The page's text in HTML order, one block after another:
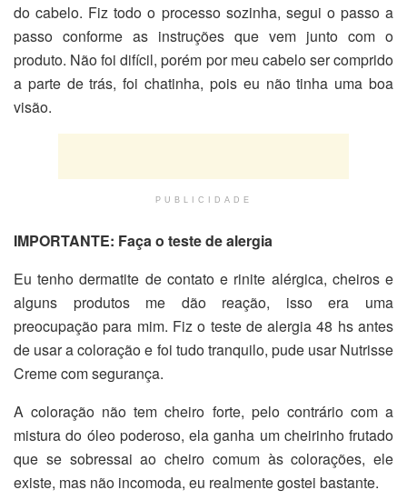
do cabelo. Fiz todo o processo sozinha, segui o passo a
passo conforme as instruções que vem junto com o
produto. Não foi difícil, porém por meu cabelo ser comprido
a parte de trás, foi chatinha, pois eu não tinha uma boa
visão.
PUBLICIDADE
IMPORTANTE: Faça o teste de alergia
Eu tenho dermatite de contato e rinite alérgica, cheiros e
alguns produtos me dão reação, isso era uma
preocupação para mim. Fiz o teste de alergia 48 hs antes
de usar a coloração e foi tudo tranquilo, pude usar Nutrisse
Creme com segurança.
A coloração não tem cheiro forte, pelo contrário com a
mistura do óleo poderoso, ela ganha um cheirinho frutado
que se sobressai ao cheiro comum às colorações, ele
existe, mas não incomoda, eu realmente gostei bastante.